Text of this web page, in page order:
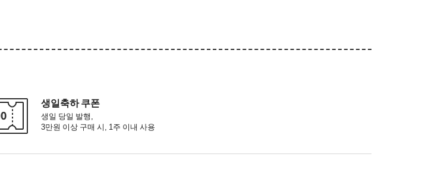
생일축하 쿠폰
생일 당일 발행,
3만원 이상 구매 시, 1주 이내 사용